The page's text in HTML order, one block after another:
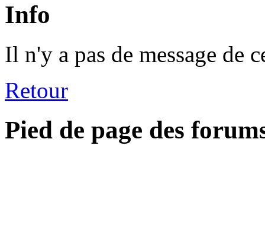
Info
Il n'y a pas de message de
Retour
Pied de page des